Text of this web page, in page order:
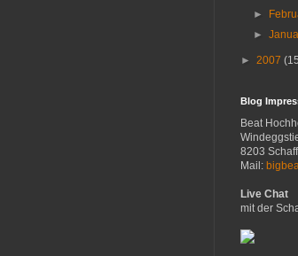
►
►
► 2007
Blog
Beat
8203
Mail:
Live Chat
mit der